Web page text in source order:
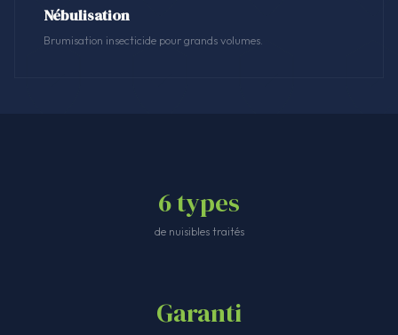
Nébulisation
Brumisation insecticide pour grands volumes.
6 types
de nuisibles traités
Garanti